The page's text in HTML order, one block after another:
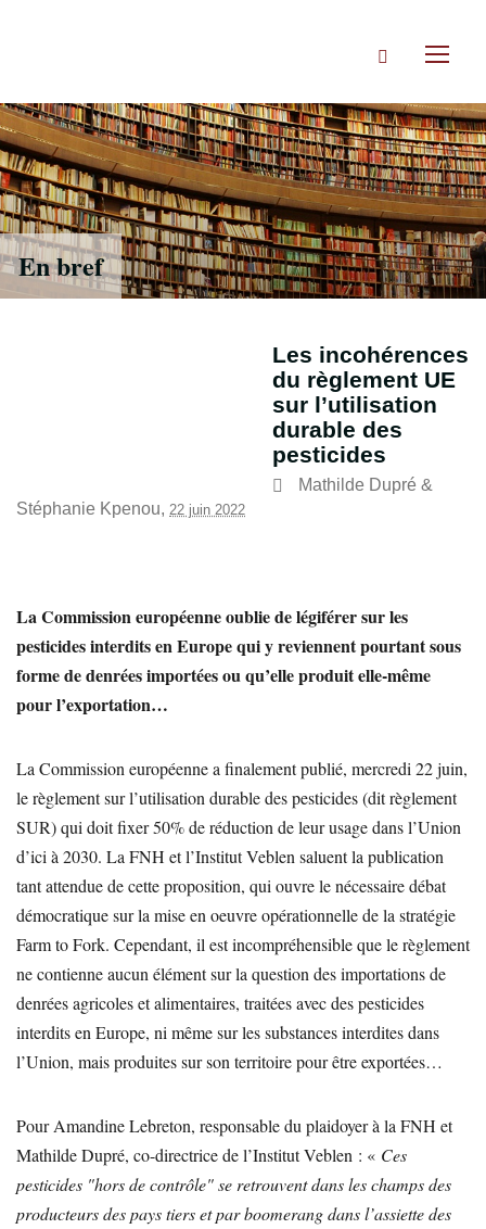
Rechercher
En bref
Les incohérences
du règlement UE
sur l’utilisation
durable des
pesticides
Mathilde Dupré &
Stéphanie Kpenou, 22 juin 2022
La Commission européenne oublie de légiférer sur les
pesticides interdits en Europe qui y reviennent pourtant sous
forme de denrées importées ou qu’elle produit elle-même
pour l’exportation…
La Commission européenne a finalement publié, mercredi 22 juin,
le règlement sur l’utilisation durable des pesticides (dit règlement
SUR) qui doit fixer 50% de réduction de leur usage dans l’Union
d’ici à 2030. La FNH et l’Institut Veblen saluent la publication
tant attendue de cette proposition, qui ouvre le nécessaire débat
démocratique sur la mise en oeuvre opérationnelle de la stratégie
Farm to Fork. Cependant, il est incompréhensible que le règlement
ne contienne aucun élément sur la question des importations de
denrées agricoles et alimentaires, traitées avec des pesticides
interdits en Europe, ni même sur les substances interdites dans
l’Union, mais produites sur son territoire pour être exportées…
Pour Amandine Lebreton, responsable du plaidoyer à la FNH et
Mathilde Dupré, co-directrice de l’Institut Veblen : « Ces
pesticides "hors de contrôle" se retrouvent dans les champs des
producteurs des pays tiers et par boomerang dans l’assiette des